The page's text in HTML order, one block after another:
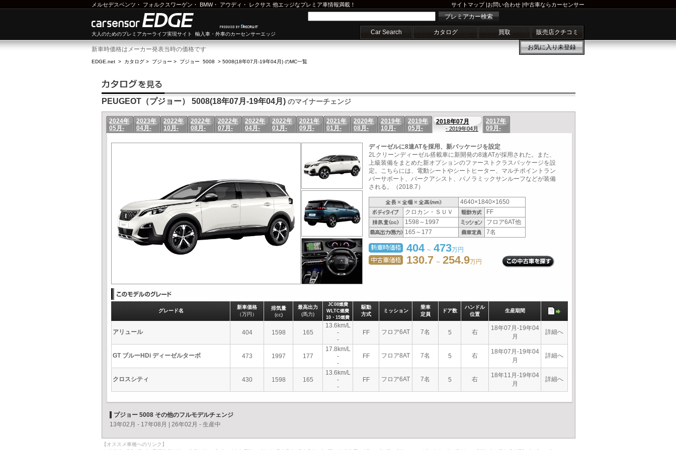
メルセデスベンツ ・ フォルクスワーゲン ・ BMW・ アウディ ・ レクサス 他エッジなプレミア車情報満載！ サイトマップ|お問い合わせ |中古車ならカーセンサー
大人のためのプレミアカーライフ実現サイト 輸入車・外車のカーセンサーエッジ
プレミアカー検索
Car Search カタログ 買取 販売店クチコミ
お気に入り未登録
新車時価格はメーカー発表当時の価格です
EDGE.net > カタログ > プジョー > プジョー 5008 > 5008(18年07月-19年04月) のMC一覧
PEUGEOT（プジョー） 5008(18年07月-19年04月) のマイナーチェンジ
2024年
05月-
2023年
04月-
2022年
10月-
2022年
08月-
2022年
07月-
2022年
04月-
2022年
01月-
2021年
09月-
2021年
01月-
2020年
08月-
2019年
10月-
2019年
05月-
2018年07月
- 2019年04月
2017年
09月-
ディーゼルに8速ATを採用、新パッケージを設定
2Lクリーンディーゼル搭載車に新開発の8速ATが採用された。また、
上級装備をまとめた新オプションのファーストクラスパッケージを設
定。こちらには、電動シートやシートヒーター、マルチポイントラン
バーサポート、パークアシスト、パノラミックサンルーフなどが装備
される。（2018.7）
4640×1840×1650
クロカン・ＳＵＶ
FF
1598～1997
フロア6AT他
165～177
7名
404 ～ 473万円
130.7 ～ 254.9万円
グレード名
新車価格
（万円）
排気量
(cc)
最高出力
(馬力)
JC08燃費
WLTC燃費
10・15燃費
駆動
方式
ミッション
乗車
定員
ドア数
ハンドル
位置
生産期間
アリュール 404 1598 165
13.6km/L
-
-
FF フロア6AT 7名 5 右
18年07月-19年04
月
詳細へ
GT ブルーHDi ディーゼルターボ 473 1997 177
17.8km/L
-
-
FF フロア8AT 7名 5 右
18年07月-19年04
月
詳細へ
クロスシティ 430 1598 165
13.6km/L
-
-
FF フロア6AT 7名 5 右
18年11月-19年04
月
詳細へ
プジョー 5008 その他のフルモデルチェンジ
13年02月 - 17年08月
26年02月 - 生産中
【オススメ車種へのリンク】